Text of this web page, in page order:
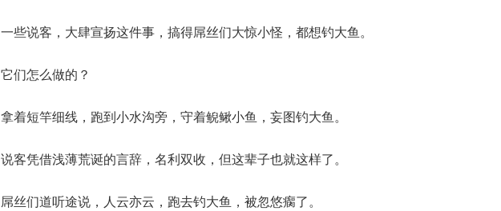
一些说客，大肆宣扬这件事，搞得屌丝们大惊小怪，都想钓大鱼。
它们怎么做的？
拿着短竿细线，跑到小水沟旁，守着鲵鳅小鱼，妄图钓大鱼。
说客凭借浅薄荒诞的言辞，名利双收，但这辈子也就这样了。
屌丝们道听途说，人云亦云，跑去钓大鱼，被忽悠瘸了。